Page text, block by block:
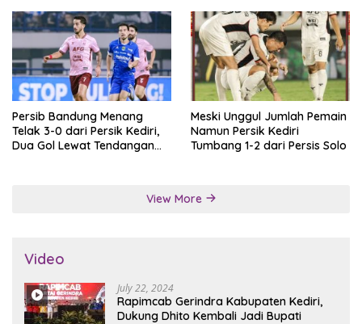
Persib Bandung Menang
Telak 3-0 dari Persik Kediri,
Dua Gol Lewat Tendangan
Meski Unggul Jumlah Pemain
Namun Persik Kediri
Tumbang 1-2 dari Persis Solo
View More
Video
July 22, 2024
Rapimcab Gerindra Kabupaten Kediri,
Dukung Dhito Kembali Jadi Bupati